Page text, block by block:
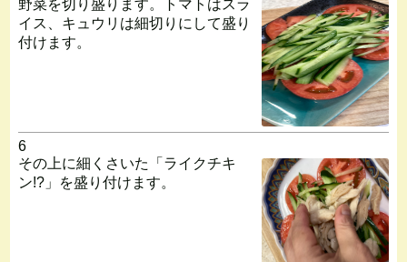
野菜を切り盛ります。トマトはスラ
イス、キュウリは細切りにして盛り
付けます。
6
その上に細くさいた「ライクチキ
ン!?」を盛り付けます。